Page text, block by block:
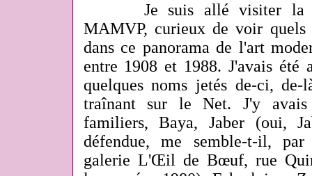
Je suis allé visiter la
MAMVP, curieux de voir quels
dans ce panorama de l'art
entre 1908 et 1988. J'avais
quelques noms jetés de-ci,
traînant sur le Net. J'y avais
familiers, Baya, Jaber (oui,
défendue, me semble-t-il,
galerie L'Œil de Bœuf, rue